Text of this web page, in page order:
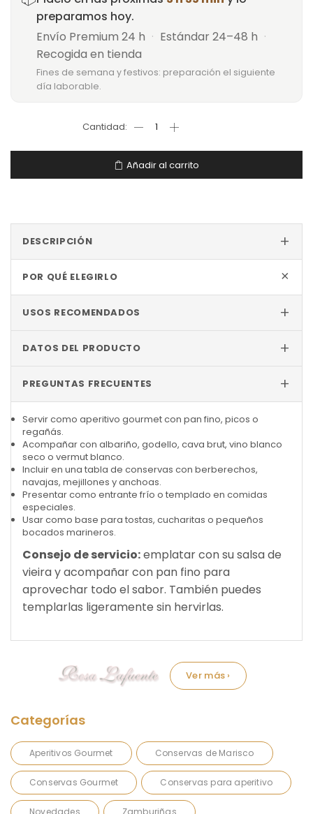
preparamos hoy.
Envío Premium 24 h · Estándar 24–48 h ·
Recogida en tienda
Fines de semana y festivos: preparación el siguiente
día laborable.
Añadir al carrito
DESCRIPCIÓN +
POR QUÉ ELEGIRLO +
Servir como aperitivo gourmet con pan fino, picos o
regañás.
Acompañar con albariño, godello, cava brut, vino blanco
seco o vermut blanco.
Incluir en una tabla de conservas con berberechos,
navajas, mejillones y anchoas.
Presentar como entrante frío o templado en comidas
especiales.
Usar como base para tostas, cucharitas o pequeños
bocados marineros.
Consejo de servicio:emplatar con su salsa de
vieira y acompañar con pan fino para
aprovechar todo el sabor. También puedes
templarlas ligeramente sin hervirlas.
USOS RECOMENDADOS +
DATOS DEL PRODUCTO +
PREGUNTAS FRECUENTES +
Aperitivos Gourmet Conservas de Marisco
Conservas Gourmet Conservas para aperitivo
Novedades Zamburiñas